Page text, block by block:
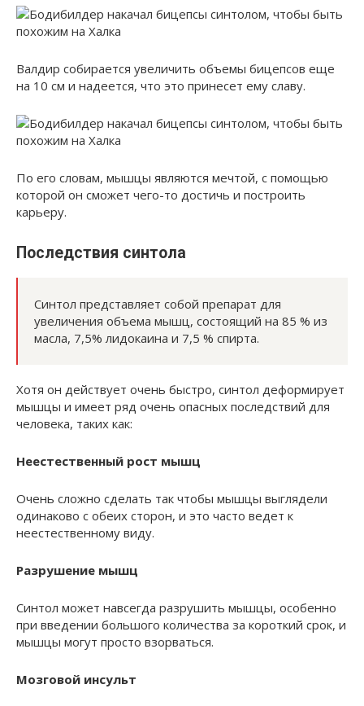
Валдир собирается увеличить объемы бицепсов еще
на 10 см и надеется, что это принесет ему славу.
По его словам, мышцы являются мечтой, с помощью
которой он сможет чего-то достичь и построить
карьеру.
Последствия синтола
Синтол представляет собой препарат для
увеличения объема мышц, состоящий на 85 % из
масла, 7,5% лидокаина и 7,5 % спирта.
Хотя он действует очень быстро, синтол деформирует
мышцы и имеет ряд очень опасных последствий для
человека, таких как:
Неестественный рост мышц
Очень сложно сделать так чтобы мышцы выглядели
одинаково с обеих сторон, и это часто ведет к
неестественному виду.
Разрушение мышц
Синтол может навсегда разрушить мышцы, особенно
при введении большого количества за короткий срок, и
мышцы могут просто взорваться.
Мозговой инсульт